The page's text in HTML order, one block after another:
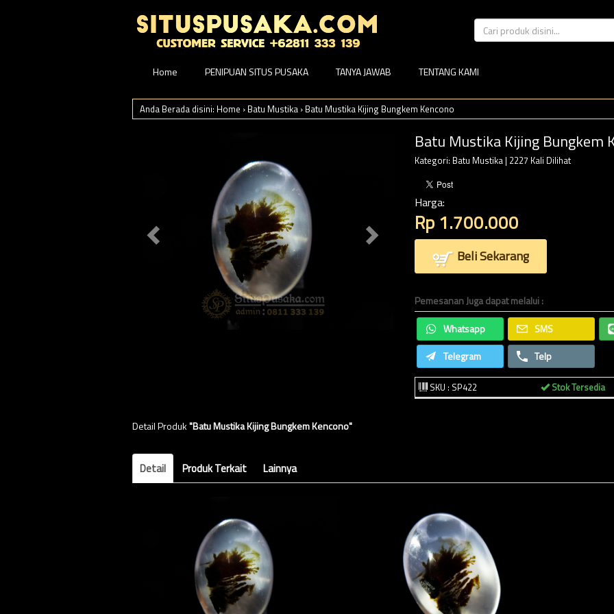
Home PENIPUAN SITUS PUSAKA TANYA JAWAB TENTANG KAMI
Anda Berada disini: Home › Batu Mustika › Batu Mustika Kijing Bungkem Kencono
Batu Mustika Kijing Bungkem
Kategori: Batu Mustika| 2227 Kali Dilihat
Harga:
Rp 1.700.000
Beli Sekarang
Pemesanan Juga dapat melalui :
Whatsapp
SMS
Telegram
Telp
SKU : SP422 Stok Tersedia
Detail Produk"Batu Mustika Kijing Bungkem Kencono"
Detail Produk Terkait Lainnya